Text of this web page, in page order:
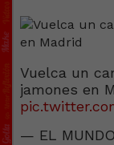
Vuelca un
jamones en
— EL